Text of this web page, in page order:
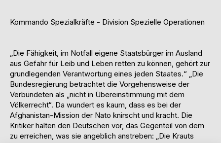
Kommando Spezialkräfte - Division Spezielle Operationen
„Die Fähigkeit, im Notfall eigene Staatsbürger im Ausland
aus Gefahr für Leib und Leben retten zu können, gehört zur
grundlegenden Verantwortung eines jeden Staates.“ „Die
Bundesregierung betrachtet die Vorgehensweise der
Verbündeten als „nicht in Übereinstimmung mit dem
Völkerrecht“. Da wundert es kaum, dass es bei der
Afghanistan-Mission der Nato knirscht und kracht. Die
Kritiker halten den Deutschen vor, das Gegenteil von dem
zu erreichen, was sie angeblich anstreben: „Die Krauts